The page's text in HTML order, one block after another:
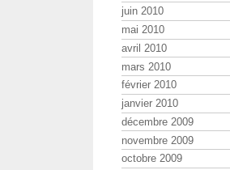
juin 2010
mai 2010
avril 2010
mars 2010
février 2010
janvier 2010
décembre 2009
novembre 2009
octobre 2009